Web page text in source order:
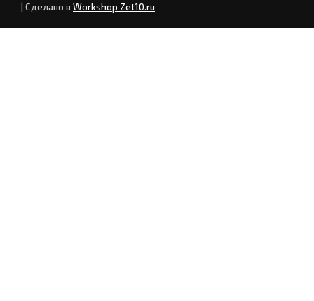
| Сделано в Workshop Zet10.ru